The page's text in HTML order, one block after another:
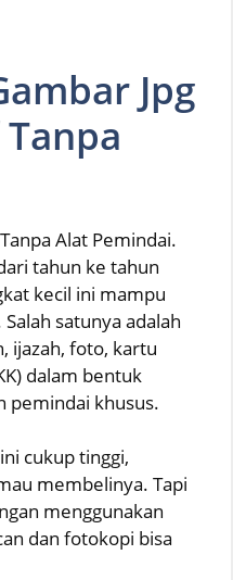
Jpg
Alat Pemindai.
tahun ke tahun
kecil ini mampu
satunya adalah
ijazah, foto, kartu
dalam bentuk
pemindai khusus.
cukup tinggi,
membelinya. Tapi
menggunakan
dan fotokopi bisa